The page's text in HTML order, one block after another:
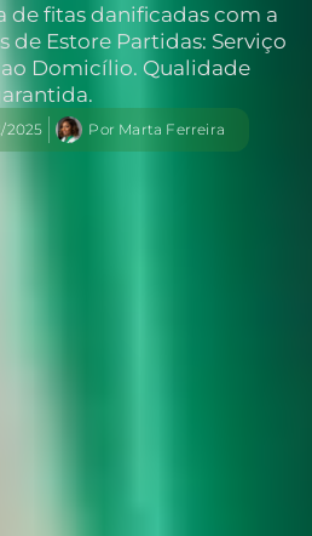
de fitas danificadas com a
de Estore Partidas: Serviço
ao Domicílio. Qualidade
2025 Por Marta Ferreira